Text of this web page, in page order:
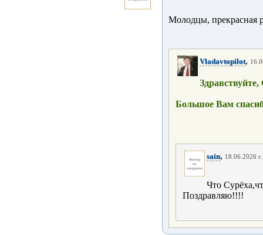
Молодцы, прекрасная
Vladavtopilot,
Здравствуйте,
Большое Вам
sain, 18.06.2026
Что
Поздравляю!!!!